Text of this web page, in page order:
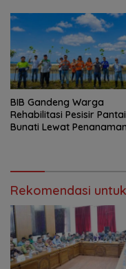
BIB Gandeng Warga
Rehabilitasi Pesisir Pantai
Bunati Lewat Penanaman
Rekomendasi